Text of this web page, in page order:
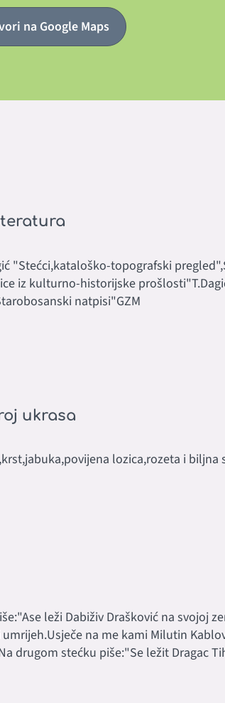
na Google Maps
"Stećci,kataloško-topografski
iz kulturno-historijske
natpisi"GZM
ukrasa
lozica,rozeta i biljna
leži Dabiživ Drašković na svojoj
na me kami Milutin
drugom stećku piše:"Se ležit Dragac